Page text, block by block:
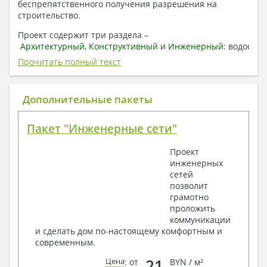
беспрепятственного получения разрешения на
строительство.
Проект содержит три раздела –
Архитектурный, Конструктивный и Инженерный:
отопление, вентиляция, канализация,
электроснабжение (приобретается за дополнительную
плату) + Пояснительная записка.
1. Архитектурный раздел:
План координационных осей
Поэтажные маркировочные планы с
Разрезы и состав конструкций
Фасады с ведомостью внешних отделок
Элементы проемов – спецификация
Ведомость перемычек – сечения и
спецификация
Экспликация полов
Прочитать полный текст
Дополнительные пакеты
Пакет "Инженерные сети"
Проект
инженерных
сетей
позволит
грамотно
проложить
коммуникации
и сделать дом по-настоящему комфортным и
современным.
Цена: от BYN / м²